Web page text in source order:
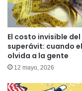
El costo invisible del
superávit: cuando
olvida a la gente
12 mayo, 2026